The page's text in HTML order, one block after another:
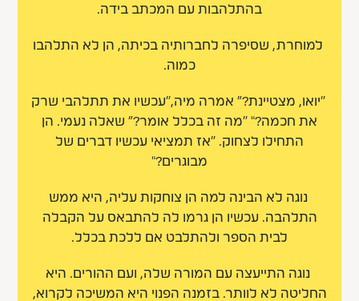
בהתלהבות עם המכתב בידה.
למוחרת, שסיפרה לחברותיה בכיתה, הן לא התלהבו
כמוה.
“יואו, מצטיינת?” אמרה מיה,“עכשיו את תתלהבי שרק
את חכמה?" “מה זה בכלל אומר?” שאלה נעמי. הן
התחילו לצחוק. "אז תמציאי עכשיו דברים של
מבוגרים?"
נוגה לא הבינה למה הן צוחקות עליה, היא ממש
התלהבה. עכשיו הן גרמו לה להתבאס על הקבלה
לבית הספר ולהתלבט אם ללכת בכלל.
נוגה התייעצה עם המורה שלה, ועם ההורים. היא
החליטה לא לוותר. בזמנה הפנוי היא המשיכה לקרוא,